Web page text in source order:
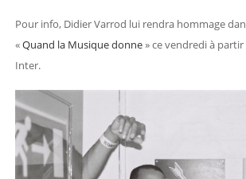
Pour info, Didier Varrod lui rendra hommage
«Quand la Musique donne» ce vendredi à partir
Inter.